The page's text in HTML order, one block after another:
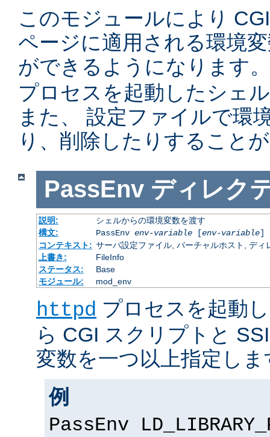
このモジュールにより
ページに適用される環境
ができるようになります
プロセスを起動したシェ
また、 設定ファイルで環
り、削除したりすること
PassEnv ディレク
説明:
シェルからの環境変数を渡す
構文:
PassEnv env-variable[env-variable]
コンテキスト: サーバ設定ファイル, バーチャルホスト, ディ
上書き:
FileInfo
ステータス:
Base
モジュール:
mod_env
httpd プロセスを起動
ら CGI スクリプトと
変数を一つ以上指定しま
例
PassEnv